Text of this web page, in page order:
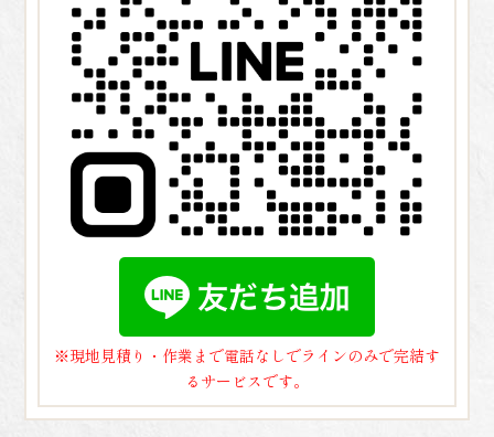
※現地見積り・作業まで電話なしでラインのみで完結す
るサービスです。